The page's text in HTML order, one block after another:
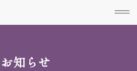
お知らせ